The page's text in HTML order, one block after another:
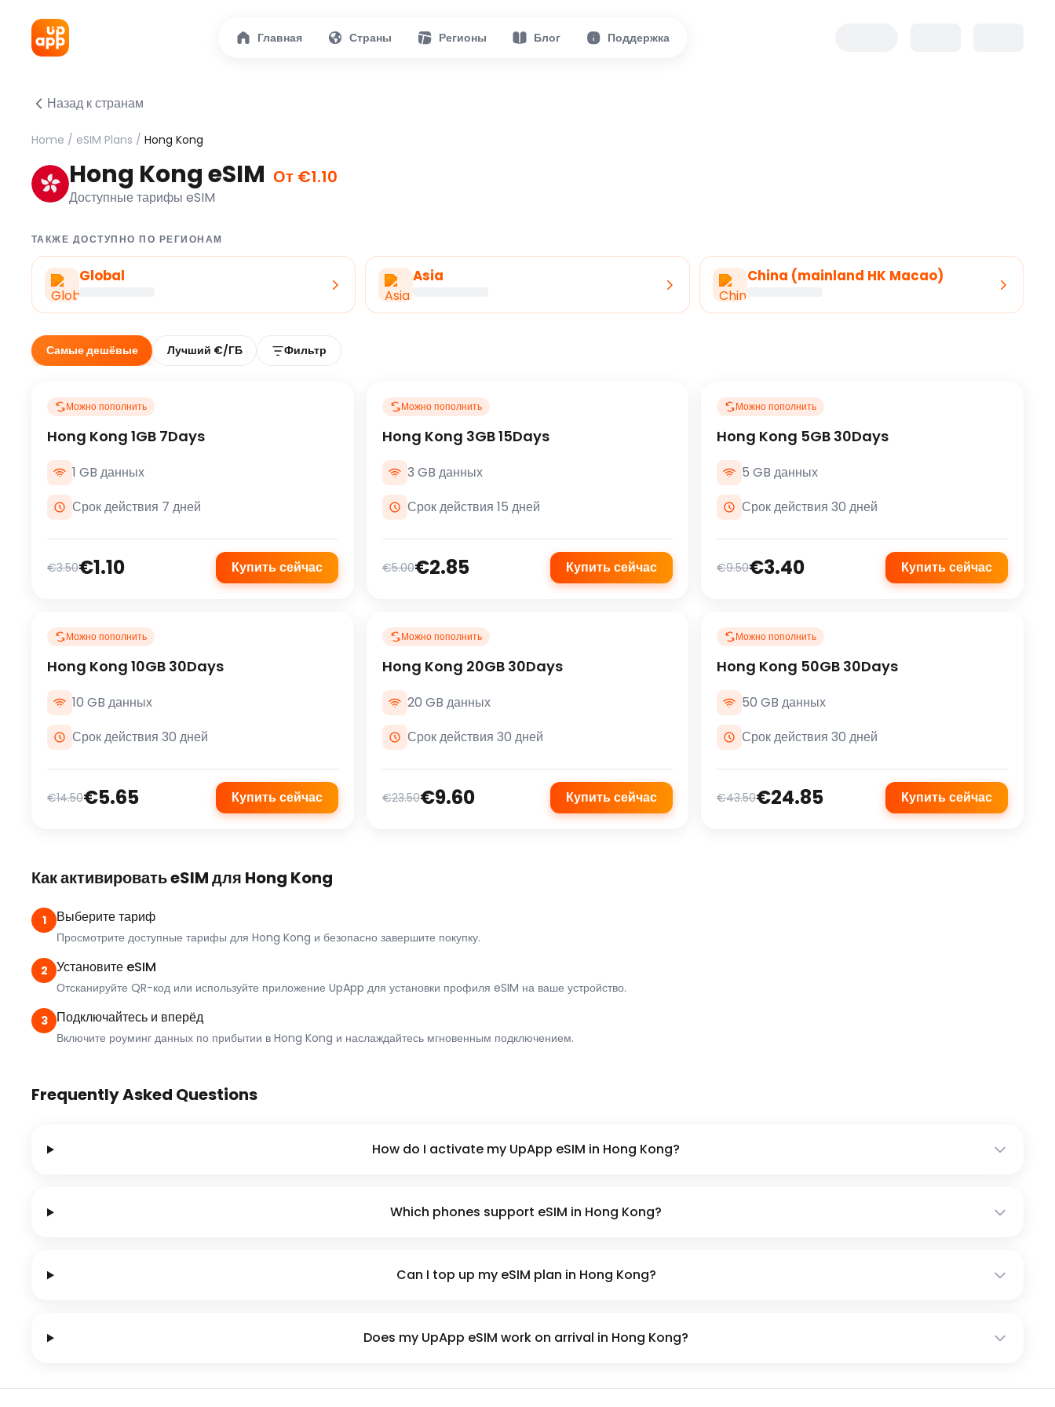
Главная Страны Регионы Блог Поддержка
Назад к странам
Home / eSIM Plans / Hong Kong
Hong Kong eSIM От €1.10
Доступные тарифы eSIM
ТАКЖЕ ДОСТУПНО ПО РЕГИОНАМ
Global Asia China (mainland HK Macao)
Самые дешёвые Лучший €/ГБ Фильтр
Можно пополнить
Hong Kong 1GB 7Days
1 GB данных
Срок действия 7 дней
€3.50€1.10 Купить сейчас
Можно пополнить
Hong Kong 3GB 15Days
3 GB данных
Срок действия 15 дней
€5.00€2.85 Купить сейчас
Можно пополнить
Hong Kong 5GB 30Days
5 GB данных
Срок действия 30 дней
€9.50€3.40 Купить сейчас
Можно пополнить
Hong Kong 10GB 30Days
10 GB данных
Срок действия 30 дней
€14.50€5.65 Купить сейчас
Можно пополнить
Hong Kong 20GB 30Days
20 GB данных
Срок действия 30 дней
€23.50€9.60 Купить сейчас
Можно пополнить
Hong Kong 50GB 30Days
50 GB данных
Срок действия 30 дней
€43.50€24.85 Купить сейчас
Как активировать eSIM для Hong Kong
1 Выберите тариф
Просмотрите доступные тарифы для Hong Kong и безопасно завершите покупку.
2 Установите eSIM
Отсканируйте QR-код или используйте приложение UpApp для установки профиля eSIM на ваше устройство.
3 Подключайтесь и вперёд
Включите роуминг данных по прибытии в Hong Kong и наслаждайтесь мгновенным подключением.
Frequently Asked Questions
How do I activate my UpApp eSIM in Hong Kong?
Which phones support eSIM in Hong Kong?
Can I top up my eSIM plan in Hong Kong?
Does my UpApp eSIM work on arrival in Hong Kong?